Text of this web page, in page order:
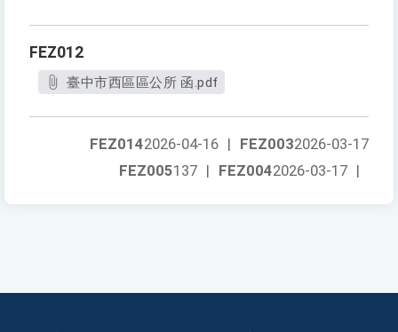
FEZ012
臺中市西區區公所 函.pdf
FEZ0032026-03-17
FEZ0142026-04-16 |
FEZ0042026-03-17 |
FEZ005137 |